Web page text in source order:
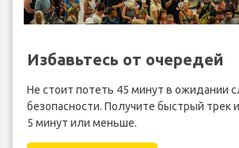
Избавьтесь от очередей
Не стоит потеть 45 минут в ожидании
безопасности. Получите быстрый трек
5 минут или меньше.